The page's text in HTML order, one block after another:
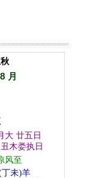
秋
月
大 廿五日
木娄执日
风至
未)羊